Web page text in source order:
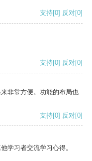
支持[0] 反对[0]
支持[0] 反对[0]
非常方便。功能的布局也
支持[0] 反对[0]
学习者交流学习心得。